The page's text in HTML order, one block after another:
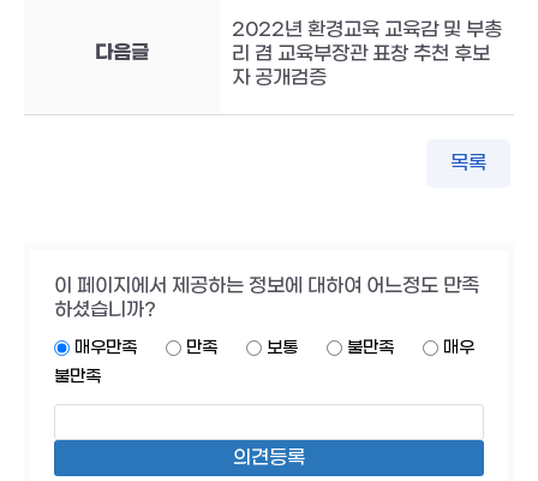
다음글
2022년 환경교육 교육감 및 부총
리 겸 교육부장관 표창 추천 후보
자 공개검증
목록
이 페이지에서 제공하는 정보에 대하여 어느정도 만족
하셨습니까?
매우만족 만족 보통 불만족
매우
불만족